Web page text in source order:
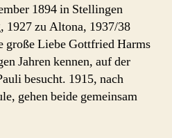
eine
bessere
Anständigkeit.“
1894 in Stellingen
1927 zu Altona, 1937/38
große Liebe Gottfried Harms
Jahren kennen, auf der
besucht. 1915, nach
gehen beide gemeinsam